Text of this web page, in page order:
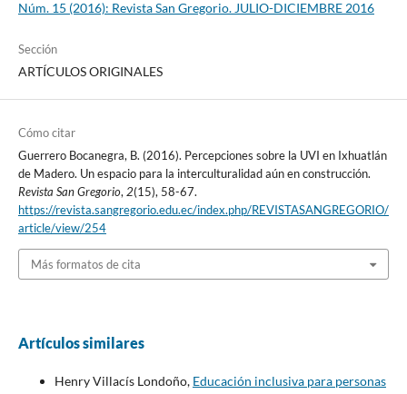
Núm. 15 (2016): Revista San Gregorio. JULIO-DICIEMBRE 2016
Sección
ARTÍCULOS ORIGINALES
Cómo citar
Guerrero Bocanegra, B. (2016). Percepciones sobre la UVI en Ixhuatlán
de Madero. Un espacio para la interculturalidad aún en construcción.
Revista San Gregorio, 2(15), 58-67.
https://revista.sangregorio.edu.ec/index.php/REVISTASANGREGORIO/
article/view/254
Más formatos de cita
Artículos similares
Henry Villacís Londoño, Educación inclusiva para personas